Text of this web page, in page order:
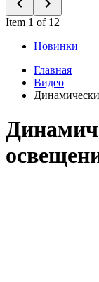
Item 1 of 12
Новинки
Главная
Видео